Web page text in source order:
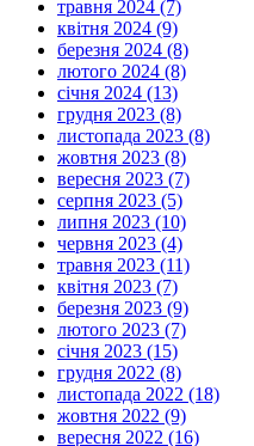
травня 2024 (7)
квітня 2024 (9)
березня 2024 (8)
лютого 2024 (8)
січня 2024 (13)
грудня 2023 (8)
листопада 2023 (8)
жовтня 2023 (8)
вересня 2023 (7)
серпня 2023 (5)
липня 2023 (10)
червня 2023 (4)
травня 2023 (11)
квітня 2023 (7)
березня 2023 (9)
лютого 2023 (7)
січня 2023 (15)
грудня 2022 (8)
листопада 2022 (18)
жовтня 2022 (9)
вересня 2022 (16)